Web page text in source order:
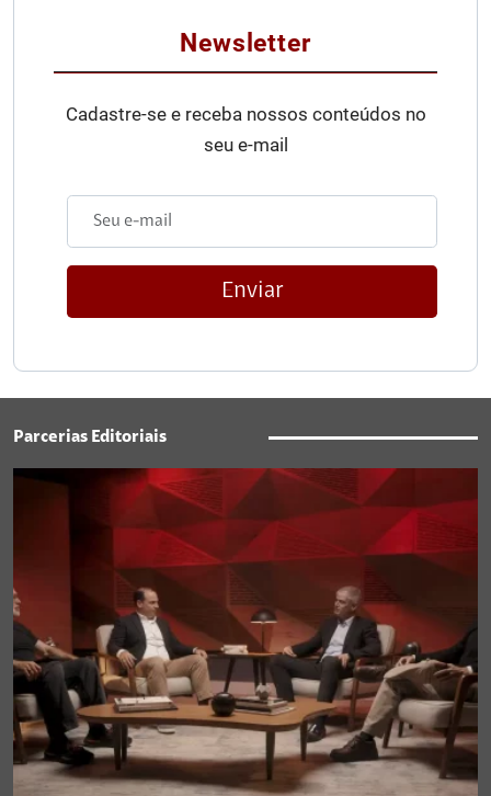
Newsletter
Cadastre-se e receba nossos conteúdos no
seu e-mail
Enviar
Parcerias Editoriais